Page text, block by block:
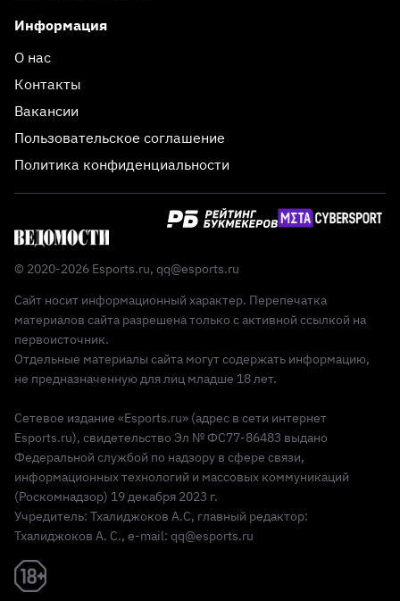
Информация
О нас
Контакты
Вакансии
Пользовательское соглашение
Политика конфиденциальности
© 2020-2026 Esports.ru, qq@esports.ru
Сайт носит информационный характер. Перепечатка
материалов сайта разрешена только с активной ссылкой на
первоисточник.
Отдельные материалы сайта могут содержать информацию,
не предназначенную для лиц младше 18 лет.
Сетевое издание «Esports.ru» (адрес в сети интернет
Esports.ru), свидетельство Эл № ФС77-86483 выдано
Федеральной службой по надзору в сфере связи,
информационных технологий и массовых коммуникаций
(Роскомнадзор) 19 декабря 2023 г.
Учредитель: Тхалиджоков А.С, главный редактор:
Тхалиджоков А. С., e-mail: qq@esports.ru